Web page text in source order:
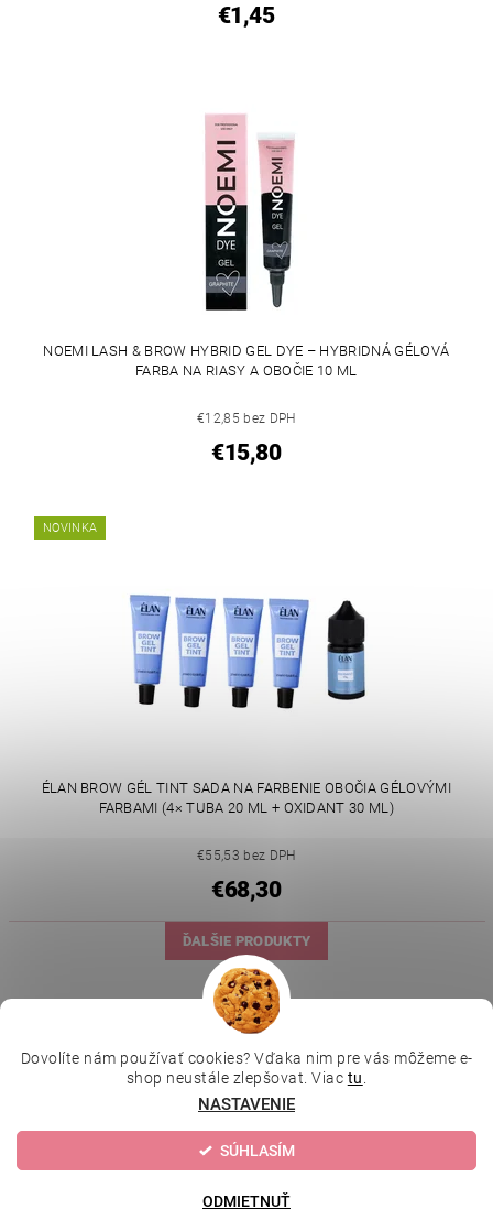
€1,45
NOEMI LASH & BROW HYBRID GEL DYE – HYBRIDNÁ GÉLOVÁ
FARBA NA RIASY A OBOČIE 10 ML
€12,85 bez DPH
€15,80
NOVINKA
ÉLAN BROW GÉL TINT SADA NA FARBENIE OBOČIA GÉLOVÝMI
FARBAMI (4× TUBA 20 ML + OXIDANT 30 ML)
€55,53 bez DPH
€68,30
ĎALŠIE PRODUKTY
1 2
Depilujeme.cz | Kosmetická škola | Online kosmetické kurzy |
MikroArt | Ella Baché
2026 © Kozmetický obchod, všetky práva vyhradenéUpraviť nastavenie cookies
Vytvoril Shoptet
Dovolíte nám používať cookies? Vďaka nim pre vás môžeme e-
shop neustále zlepšovat. Viac tu
NASTAVENIE
ODMIETNUŤ
SÚHLASÍM